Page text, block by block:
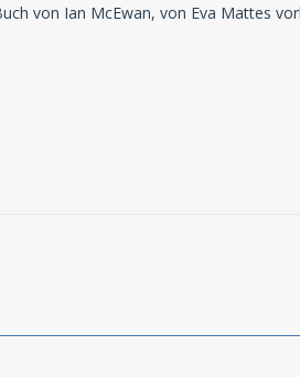
von Ian McEwan, von Eva Mattes